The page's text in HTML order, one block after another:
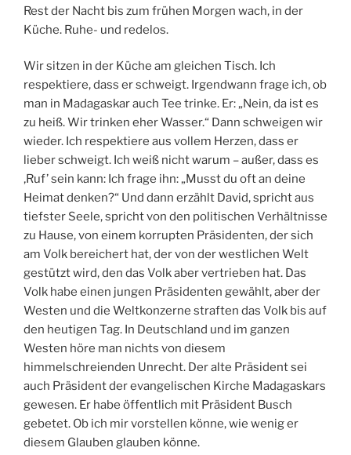
Rest der Nacht bis zum frühen Morgen wach, in der
Küche. Ruhe- und redelos.
Wir sitzen in der Küche am gleichen Tisch. Ich
respektiere, dass er schweigt. Irgendwann frage ich, ob
man in Madagaskar auch Tee trinke. Er: „Nein, da ist es
zu heiß. Wir trinken eher Wasser.“ Dann schweigen wir
wieder. Ich respektiere aus vollem Herzen, dass er
lieber schweigt. Ich weiß nicht warum – außer, dass es
‚Ruf’ sein kann: Ich frage ihn: „Musst du oft an deine
Heimat denken?“ Und dann erzählt David, spricht aus
tiefster Seele, spricht von den politischen Verhältnisse
zu Hause, von einem korrupten Präsidenten, der sich
am Volk bereichert hat, der von der westlichen Welt
gestützt wird, den das Volk aber vertrieben hat. Das
Volk habe einen jungen Präsidenten gewählt, aber der
Westen und die Weltkonzerne straften das Volk bis auf
den heutigen Tag. In Deutschland und im ganzen
Westen höre man nichts von diesem
himmelschreienden Unrecht. Der alte Präsident sei
auch Präsident der evangelischen Kirche Madagaskars
gewesen. Er habe öffentlich mit Präsident Busch
gebetet. Ob ich mir vorstellen könne, wie wenig er
diesem Glauben glauben könne.